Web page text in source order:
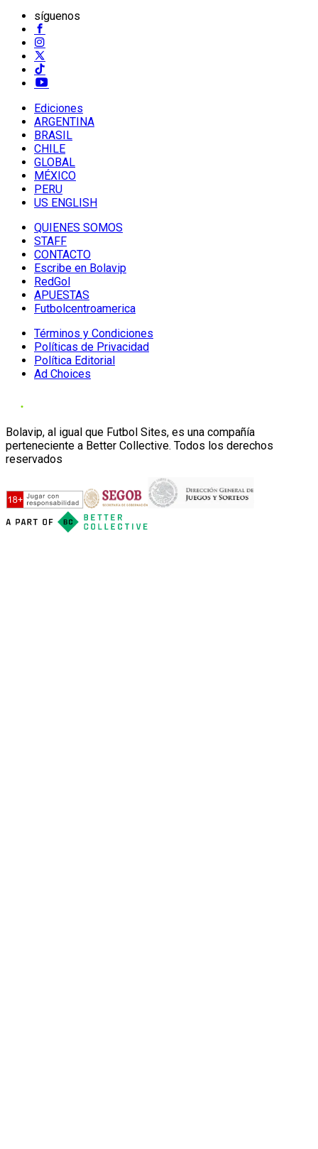
síguenos
Ediciones
ARGENTINA
BRASIL
CHILE
GLOBAL
MÉXICO
PERU
US ENGLISH
QUIENES SOMOS
STAFF
CONTACTO
Escribe en Bolavip
RedGol
APUESTAS
Futbolcentroamerica
Términos y Condiciones
Políticas de Privacidad
Política Editorial
Ad Choices
Bolavip, al igual que Futbol Sites, es una compañía
perteneciente a Better Collective. Todos los derechos
reservados